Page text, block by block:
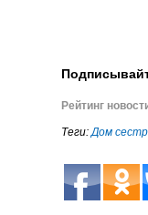
Рейтинг
Теги:Дом